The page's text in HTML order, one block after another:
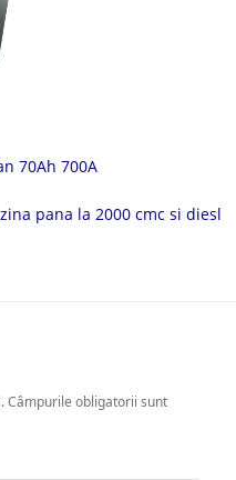
70Ah 700A
pana la 2000 cmc si diesl
Câmpurile obligatorii sunt